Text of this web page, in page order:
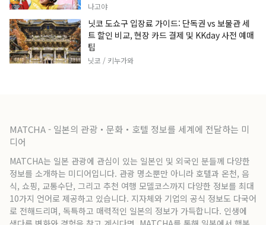
나고야
닛코 도쇼구 입장료 가이드: 단독권 vs 보물관 세
트 할인 비교, 현장 카드 결제 및 KKday 사전 예매
팁
닛코 / 키누가와
MATCHA - 일본의 관광・문화・호텔 정보를 세계에 전달하는 미
디어
MATCHA는 일본 관광에 관심이 있는 일본인 및 외국인 분들께 다양한
정보를 소개하는 미디어입니다. 관광 명소뿐만 아니라 호텔과 온천, 음
식, 쇼핑, 교통수단, 그리고 추천 여행 모델코스까지 다양한 정보를 최대
10가지 언어로 제공하고 있습니다. 지자체와 기업의 공식 정보도 다국어
로 전해드리며, 독특하고 매력적인 일본의 정보가 가득합니다. 인생에